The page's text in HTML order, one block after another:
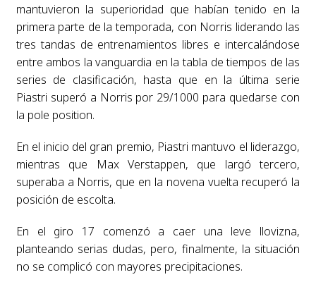
mantuvieron la superioridad que habían tenido en la
primera parte de la temporada, con Norris liderando las
tres tandas de entrenamientos libres e intercalándose
entre ambos la vanguardia en la tabla de tiempos de las
series de clasificación, hasta que en la última serie
Piastri superó a Norris por 29/1000 para quedarse con
la pole position.
En el inicio del gran premio, Piastri mantuvo el liderazgo,
mientras que Max Verstappen, que largó tercero,
superaba a Norris, que en la novena vuelta recuperó la
posición de escolta.
En el giro 17 comenzó a caer una leve llovizna,
planteando serias dudas, pero, finalmente, la situación
no se complicó con mayores precipitaciones.